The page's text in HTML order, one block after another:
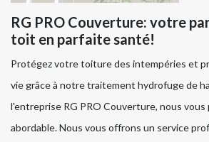
RG PRO Couverture: votre
toit en parfaite santé!
Protégez votre toiture des intempéries et
vie grâce à notre traitement hydrofuge de
l'entreprise RG PRO Couverture, nous
abordable. Nous vous offrons un service